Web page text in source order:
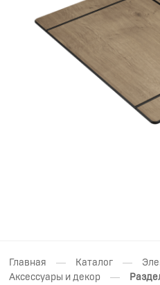
Главная — Каталог —
Аксессуары и декор —